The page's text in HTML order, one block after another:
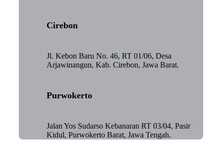
Cirebon
Jl. Kebon Baru No. 46, RT 01/06, Desa
Arjawinangun, Kab. Cirebon, Jawa Barat.
Purwokerto
Jalan Yos Sudarso Kebanaran RT 03/04, Pasir
Kidul, Purwokerto Barat, Jawa Tengah.